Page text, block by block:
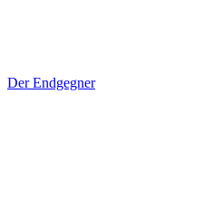
Der Endgegner